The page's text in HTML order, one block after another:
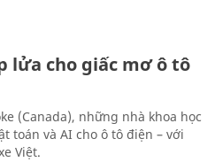
lửa cho giấc mơ ô tô
(Canada), những nhà khoa học
toán và AI cho ô tô điện – với
Việt.